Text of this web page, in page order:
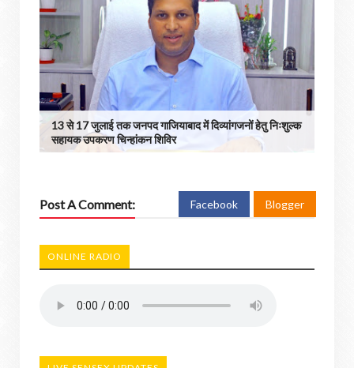
13 से 17 जुलाई तक जनपद गाजियाबाद में दिव्यांगजनों हेतु निःशुल्क
सहायक उपकरण चिन्हांकन शिविर
Post A Comment: Facebook Blogger
ONLINE RADIO